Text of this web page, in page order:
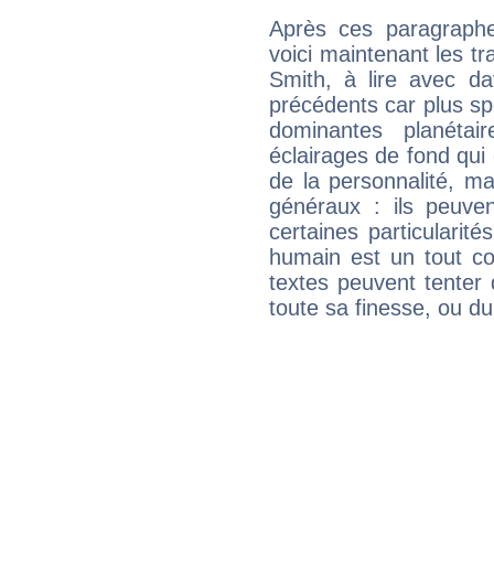
Après ces
voici maintenant les
Smith, à lire avec
précédents car plus
dominantes
éclairages de fond
de la personnalité,
généraux : ils
certaines
humain est un tout
textes peuvent tenter
toute sa finesse, ou